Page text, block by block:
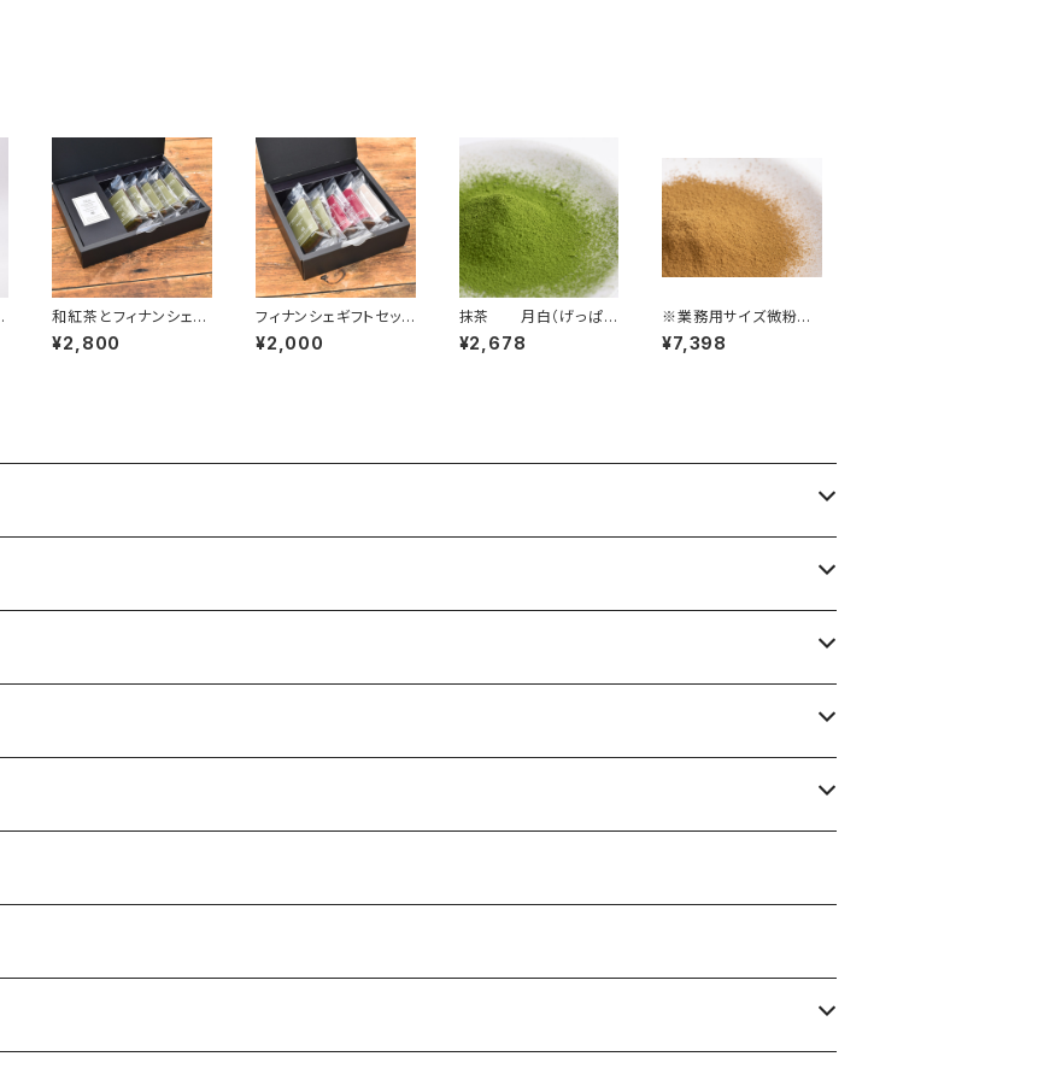
和紅茶とフィナンシェの
ギフト
¥2,800
フィナンシェギフトセット
（５個入り）
¥2,000
抹茶 月白（げっぱ
く）100ｇ
¥2,678
※業務用サイズ微粉末
和紅茶500ｇ
¥7,398